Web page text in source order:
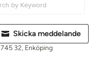
Skicka meddelande
745 32, Enköping